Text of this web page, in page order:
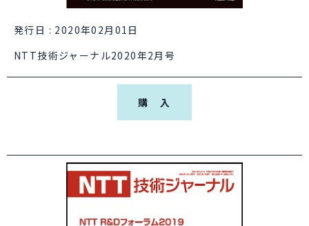
発行日 : 2020年02月01日
NTT技術ジャーナル2020年2月号
購 入